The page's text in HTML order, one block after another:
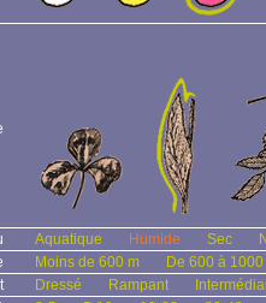
Aquatique Humide Sec
Moins de 600 m De 600 à 1000
Dressé Rampant